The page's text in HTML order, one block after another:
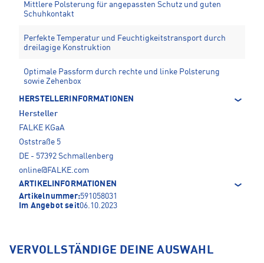
Mittlere Polsterung für angepassten Schutz und guten
Schuhkontakt
Perfekte Temperatur und Feuchtigkeitstransport durch
dreilagige Konstruktion
Optimale Passform durch rechte und linke Polsterung
sowie Zehenbox
HERSTELLERINFORMATIONEN
Hersteller
FALKE KGaA
Oststraße 5
DE - 57392 Schmallenberg
online@FALKE.com
ARTIKELINFORMATIONEN
Artikelnummer:591058031
Im Angebot seit06.10.2023
VERVOLLSTÄNDIGE DEINE AUSWAHL